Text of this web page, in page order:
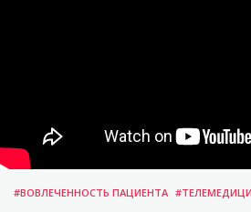
#ВОВЛЕЧЕННОСТЬ ПАЦИЕНТА